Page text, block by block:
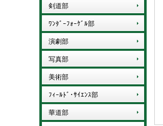
剣道部
ﾜﾝﾀﾞｰﾌｫｰｹﾞﾙ部
演劇部
写真部
美術部
ﾌｨｰﾙﾄﾞ･ｻｲｴﾝｽ部
華道部